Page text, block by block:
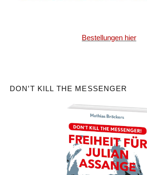
Bestellungen hier
DON’T KILL THE MESSENGER